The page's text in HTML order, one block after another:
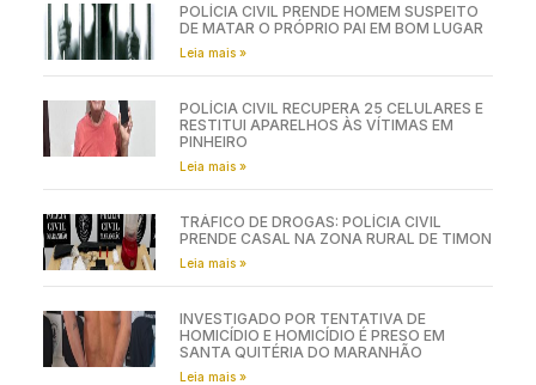
POLÍCIA CIVIL PRENDE HOMEM SUSPEITO
DE MATAR O PRÓPRIO PAI EM BOM LUGAR
Leia mais »
POLÍCIA CIVIL RECUPERA 25 CELULARES E
RESTITUI APARELHOS ÀS VÍTIMAS EM
PINHEIRO
Leia mais »
TRÁFICO DE DROGAS: POLÍCIA CIVIL
PRENDE CASAL NA ZONA RURAL DE TIMON
Leia mais »
INVESTIGADO POR TENTATIVA DE
HOMICÍDIO E HOMICÍDIO É PRESO EM
SANTA QUITÉRIA DO MARANHÃO
Leia mais »